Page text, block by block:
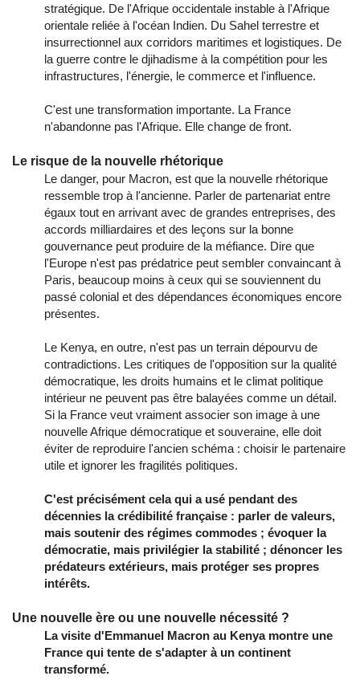
stratégique. De l'Afrique occidentale instable à l'Afrique
orientale reliée à l'océan Indien. Du Sahel terrestre et
insurrectionnel aux corridors maritimes et logistiques. De
la guerre contre le djihadisme à la compétition pour les
infrastructures, l'énergie, le commerce et l'influence.
C'est une transformation importante. La France
n'abandonne pas l'Afrique. Elle change de front.
Le risque de la nouvelle rhétorique
Le danger, pour Macron, est que la nouvelle rhétorique
ressemble trop à l'ancienne. Parler de partenariat entre
égaux tout en arrivant avec de grandes entreprises, des
accords milliardaires et des leçons sur la bonne
gouvernance peut produire de la méfiance. Dire que
l'Europe n'est pas prédatrice peut sembler convaincant à
Paris, beaucoup moins à ceux qui se souviennent du
passé colonial et des dépendances économiques encore
présentes.
Le Kenya, en outre, n'est pas un terrain dépourvu de
contradictions. Les critiques de l'opposition sur la qualité
démocratique, les droits humains et le climat politique
intérieur ne peuvent pas être balayées comme un détail.
Si la France veut vraiment associer son image à une
nouvelle Afrique démocratique et souveraine, elle doit
éviter de reproduire l'ancien schéma : choisir le partenaire
utile et ignorer les fragilités politiques.
C'est précisément cela qui a usé pendant des
décennies la crédibilité française : parler de valeurs,
mais soutenir des régimes commodes ; évoquer la
démocratie, mais privilégier la stabilité ; dénoncer les
prédateurs extérieurs, mais protéger ses propres
intérêts.
Une nouvelle ère ou une nouvelle nécessité ?
La visite d'Emmanuel Macron au Kenya montre une
France qui tente de s'adapter à un continent
transformé.